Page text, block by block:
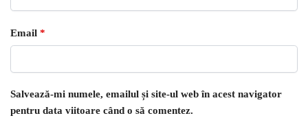
Email *
Salvează-mi numele, emailul și site-ul web în acest navigator
pentru data viitoare când o să comentez.